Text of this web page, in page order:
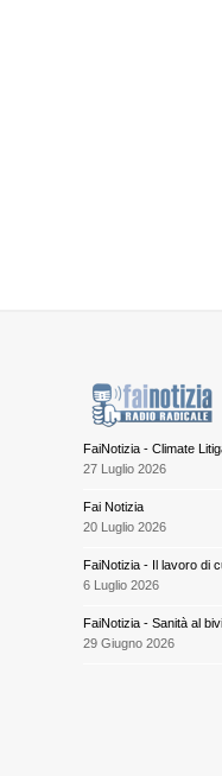
FaiNotizia - Climate
27 Luglio 2026
Fai Notizia
20 Luglio 2026
FaiNotizia - Il lavoro di
6 Luglio 2026
FaiNotizia - Sanità al
29 Giugno 2026